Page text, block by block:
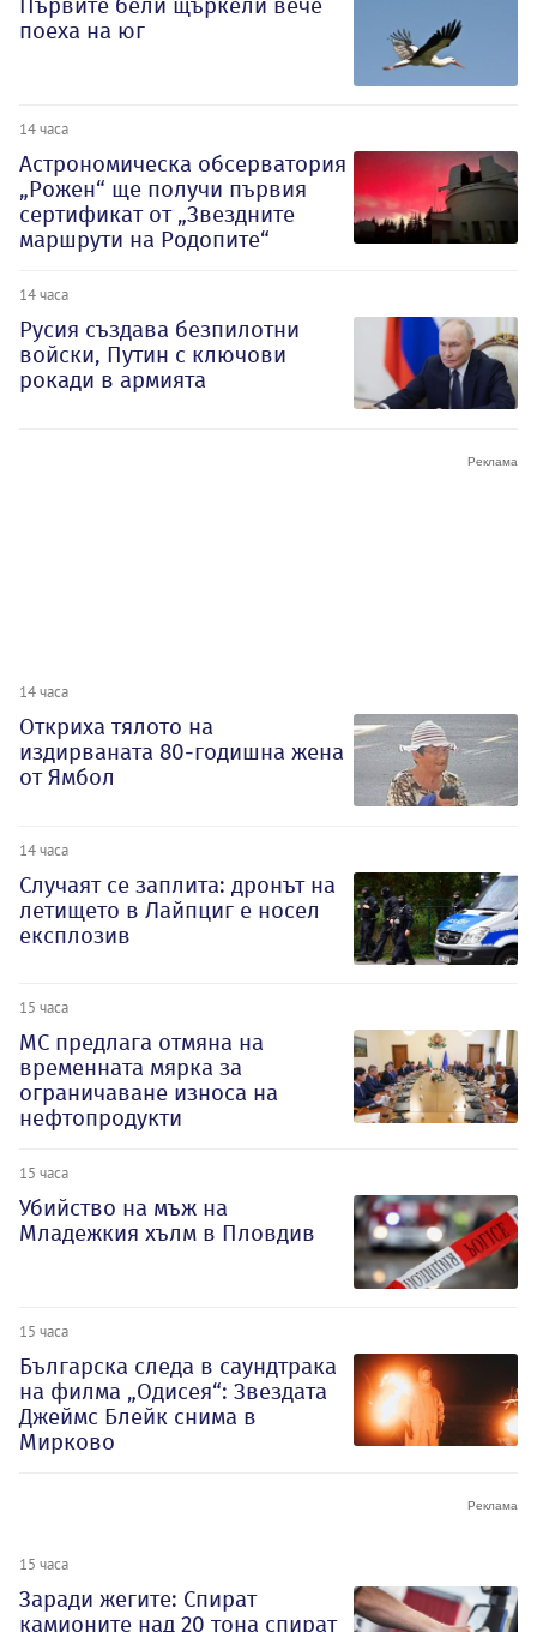
Първите бели щъркели вече
поеха на юг
14 часа
Астрономическа обсерватория
„Рожен“ ще получи първия
сертификат от „Звездните
маршрути на Родопите“
14 часа
Русия създава безпилотни
войски, Путин с ключови
рокади в армията
14 часа
Откриха тялото на
издирваната 80-годишна жена
от Ямбол
14 часа
Случаят се заплита: дронът на
летището в Лайпциг е носел
експлозив
15 часа
МС предлага отмяна на
временната мярка за
ограничаване износа на
нефтопродукти
15 часа
Убийство на мъж на
Младежкия хълм в Пловдив
15 часа
Българска следа в саундтрака
на филма „Одисея“: Звездата
Джеймс Блейк снима в
Мирково
15 часа
Заради жегите: Спират
камионите над 20 тона спират